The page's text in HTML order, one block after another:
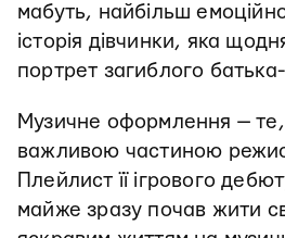
мабуть, найбільш
історія дівчинки, яка
портрет загиблого
Музичне оформлення —
важливою частиною
Плейлист її ігрового
майже зразу почав жити